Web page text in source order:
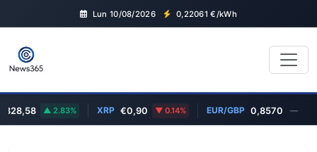
Lun 10/08/2026 0,22061 €/kWh
2.83% XRP €0,90 0.14% EUR/GBP 0,8570 —